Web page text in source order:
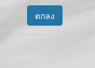
ตกลง